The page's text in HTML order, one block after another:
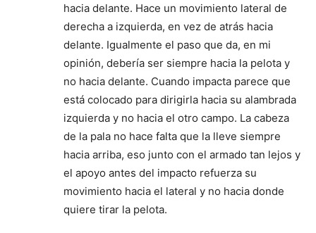
hacia delante. Hace un movimiento lateral de
derecha a izquierda, en vez de atrás hacia
delante. Igualmente el paso que da, en mi
opinión, debería ser siempre hacia la pelota y
no hacia delante. Cuando impacta parece que
está colocado para dirigirla hacia su alambrada
izquierda y no hacia el otro campo. La cabeza
de la pala no hace falta que la lleve siempre
hacia arriba, eso junto con el armado tan lejos y
el apoyo antes del impacto refuerza su
movimiento hacia el lateral y no hacia donde
quiere tirar la pelota.